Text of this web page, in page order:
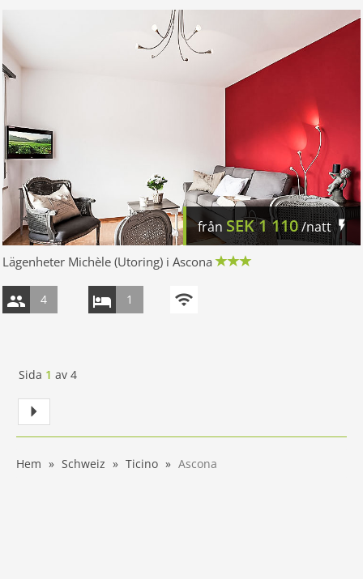
från SEK1 110/natt
Lägenheter Michèle (Utoring) i Ascona
4 1
Sida 1 av 4
Hem Schweiz Ticino Ascona